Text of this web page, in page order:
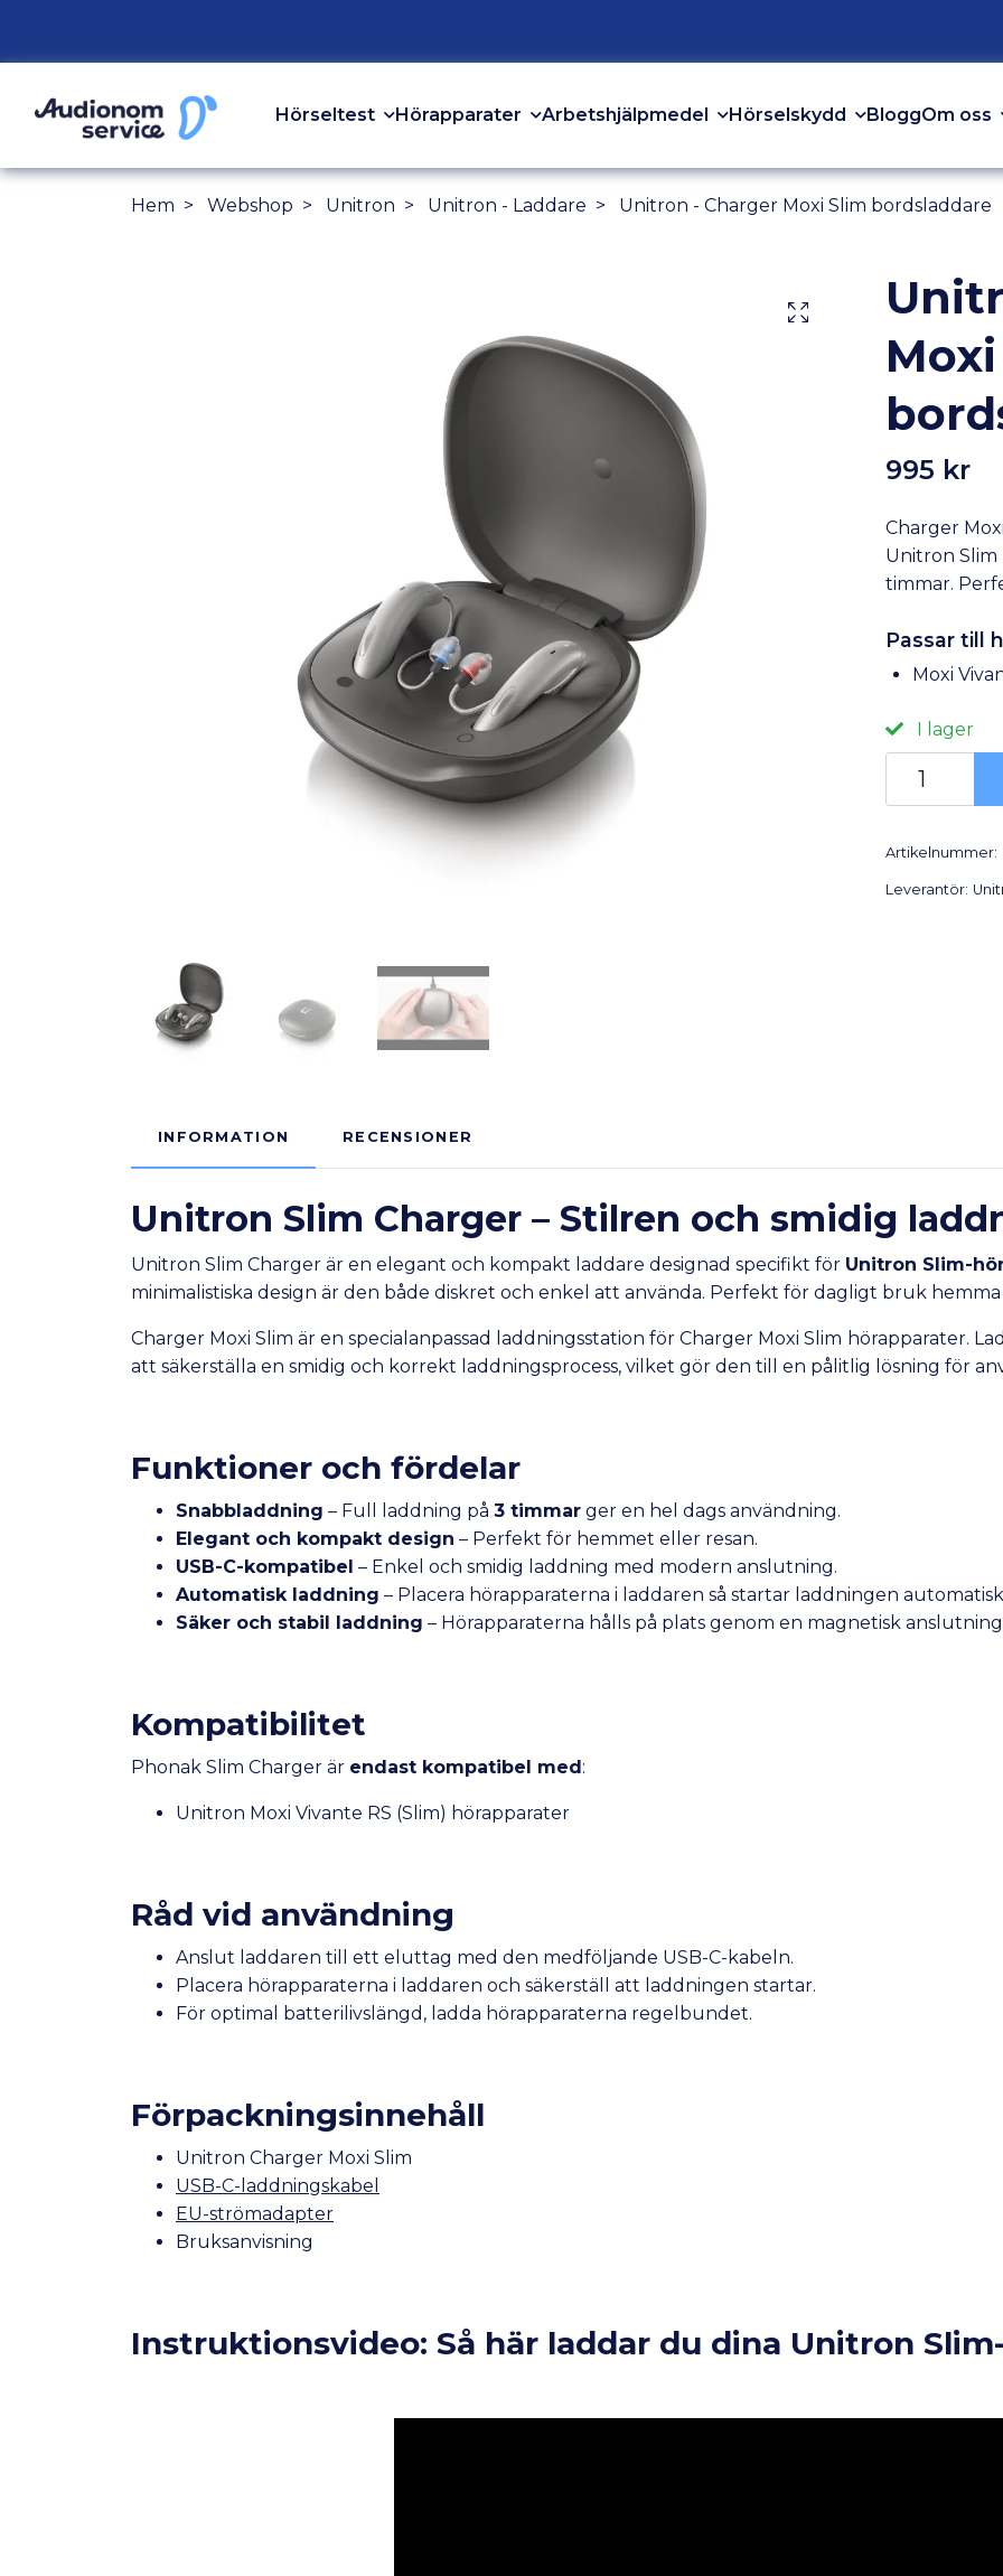
Hörseltest Hörapparater Arbetshjälpmedel Hörselskydd BloggOm oss
Hem Webshop Unitron Unitron - Laddare Unitron - Charger Moxi Slim bordsladdare
995 kr
Charger
Unitron Slim
timmar.
Passar till
Moxi
I lager
Artikelnummer:
Leverantör:
INFORMATION RECENSIONER
Unitron Slim Charger – Stilren och smidig
Unitron Slim Charger är en elegant och kompakt laddare designad specifikt för Unitron Slim-
minimalistiska design är den både diskret och enkel att använda. Perfekt för dagligt bruk hemma
Charger Moxi Slim är en specialanpassad laddningsstation för Charger Moxi Slim hörapparater.
att säkerställa en smidig och korrekt laddningsprocess, vilket gör den till en pålitlig lösning för
Funktioner och fördelar
Snabbladdning – Full laddning på 3 timmar ger en hel dags användning.
Elegant och kompakt design – Perfekt för hemmet eller resan.
USB-C-kompatibel – Enkel och smidig laddning med modern anslutning.
Automatisk laddning – Placera hörapparaterna i laddaren så startar laddningen
Säker och stabil laddning – Hörapparaterna hålls på plats genom en magnetisk
Kompatibilitet
Phonak Slim Charger är endast kompatibel med :
Unitron Moxi Vivante RS (Slim) hörapparater
Råd vid användning
Anslut laddaren till ett eluttag med den medföljande USB-C-kabeln.
Placera hörapparaterna i laddaren och säkerställ att laddningen startar.
För optimal batterilivslängd, ladda hörapparaterna regelbundet.
Förpackningsinnehåll
Unitron Charger Moxi Slim
USB-C-laddningskabel
EU-strömadapter
Bruksanvisning
Instruktionsvideo: Så här laddar du dina Unitron